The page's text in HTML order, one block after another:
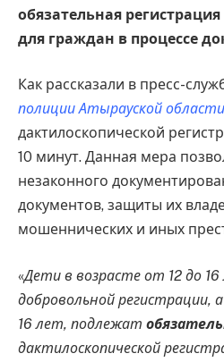
обязательная
для граждан в процессе
Как рассказали в пресс-
полиции Атырауской области
дактилоскопической
10 минут. Данная мера
незаконного
документов, защиты их
мошеннических и иных
«Дети в возрасте от 12 до
добровольной регистрации,
16 лет, подлежат
дактилоскопической